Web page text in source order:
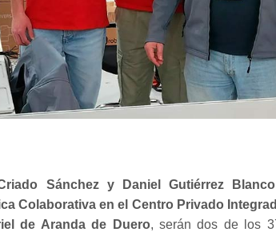
Sánchez y Daniel Gutiérrez Blanco
Colaborativa en el Centro Privado
de Aranda de Duero, serán dos de los